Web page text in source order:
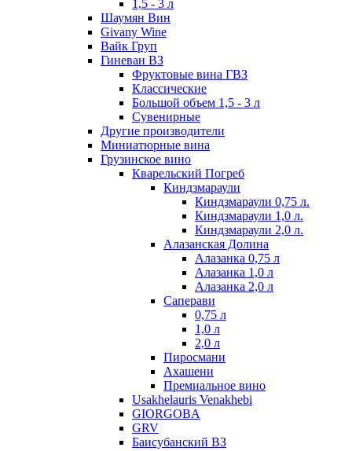
1,5 - 3 л
Шаумян Вин
Givany Wine
Вайк Груп
Гиневан ВЗ
Фруктовые вина ГВЗ
Классические
Большой объем 1,5 - 3 л
Сувенирные
Другие производители
Миниатюрные вина
Грузинское вино
Кварельский Погреб
Киндзмараули
Киндзмараули 0,75 л.
Киндзмараули 1,0 л.
Киндзмараули 2,0 л.
Алазанская Долина
Алазанка 0,75 л
Алазанка 1,0 л
Алазанка 2,0 л
Саперави
0,75 л
1,0 л
2,0 л
Пиросмани
Ахашени
Премиальное вино
Usakhelauris Venakhebi
GIORGOBA
GRV
Баисубанский ВЗ